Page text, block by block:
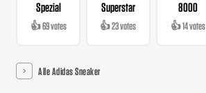
Spezial
👍 69 votes
Superstar
👍 23 votes
8000
👍 14 votes
Alle Adidas Sneaker